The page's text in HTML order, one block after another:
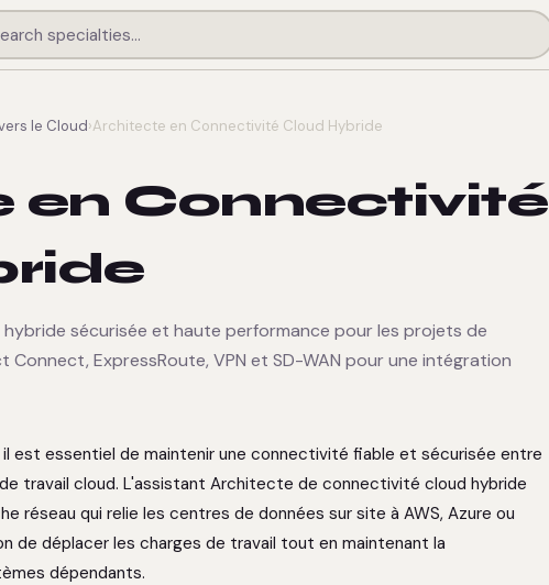
le Cloud›Architecte en Connectivité Cloud Hybride
en Connectivité
sécurisée et haute performance pour les projets de
ExpressRoute, VPN et SD-WAN pour une intégration
est essentiel de maintenir une connectivité fiable et sécurisée entre
travail cloud. L'assistant Architecte de connectivité cloud hybride
réseau qui relie les centres de données sur site à AWS, Azure ou
de déplacer les charges de travail tout en maintenant la
dépendants.